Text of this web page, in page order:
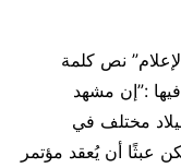
نص كلمة
:”إن مشهد
مختلف في
عبثًا أن يُعقد مؤتمر